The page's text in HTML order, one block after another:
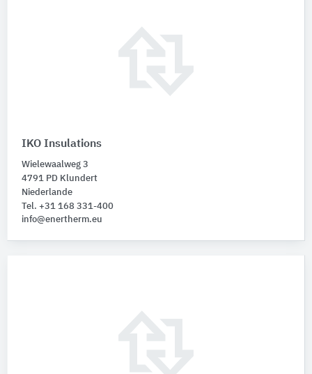
IKO Insulations
Wielewaalweg 3
4791 PD Klundert
Niederlande
Tel. +31 168 331-400
info@enertherm.eu